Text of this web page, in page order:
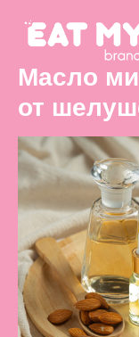
Масло
от